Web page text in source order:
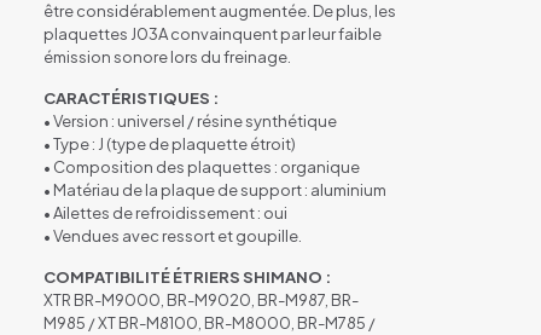
être considérablement augmentée. De plus, les
plaquettes J03A convainquent par leur faible
émission sonore lors du freinage.
CARACTÉRISTIQUES :
• Version : universel / résine synthétique
• Type : J (type de plaquette étroit)
• Composition des plaquettes : organique
• Matériau de la plaque de support : aluminium
• Ailettes de refroidissement : oui
• Vendues avec ressort et goupille.
COMPATIBILITÉ ÉTRIERS SHIMANO :
XTR BR-M9000, BR-M9020, BR-M987, BR-
M985 / XT BR-M8100, BR-M8000, BR-M785 /